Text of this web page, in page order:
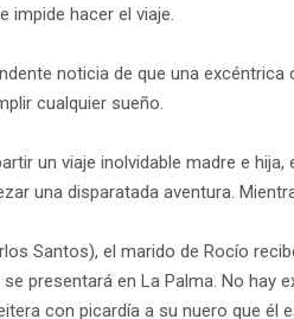
impide hacer el viaje.
noticia de que una
cualquier sueño.
un viaje inolvidable madre e
una disparatada aventura.
Santos), el marido de Rocío
se presentará en La Palma. No hay
con picardía a su nuero que él